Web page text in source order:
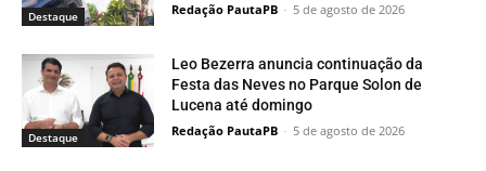
Destaque Redação PautaPB - 5 de agosto de 2026
Destaque
Leo Bezerra anuncia continuação da
Festa das Neves no Parque Solon de
Lucena até domingo
Redação PautaPB - 5 de agosto de 2026